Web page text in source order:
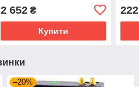
2 652₴
Купити
222
–20%